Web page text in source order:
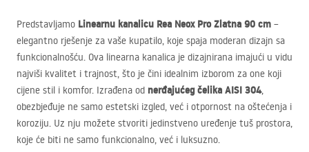
Predstavljamo Linearnu kanalicu Rea Neox Pro Zlatna 90 cm –
elegantno rješenje za vaše kupatilo, koje spaja moderan dizajn sa
funkcionalnošću. Ova linearna kanalica je dizajnirana imajući u vidu
najviši kvalitet i trajnost, što je čini idealnim izborom za one koji
cijene stil i komfor. Izrađena od nerđajućeg čelika AISI 304,
obezbjeđuje ne samo estetski izgled, već i otpornost na oštećenja i
koroziju. Uz nju možete stvoriti jedinstveno uređenje tuš prostora,
koje će biti ne samo funkcionalno, već i luksuzno.